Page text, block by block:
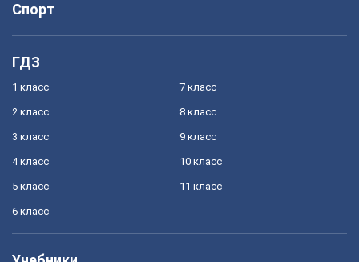
Спорт
ГДЗ
1 класс
2 класс
3 класс
4 класс
5 класс
6 класс
7 класс
8 класс
9 класс
10 класс
11 класс